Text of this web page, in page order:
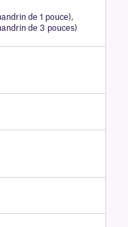
de 1 pouce),
de 3 pouces)